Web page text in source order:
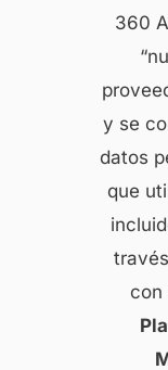
360
y se
datos
que
con